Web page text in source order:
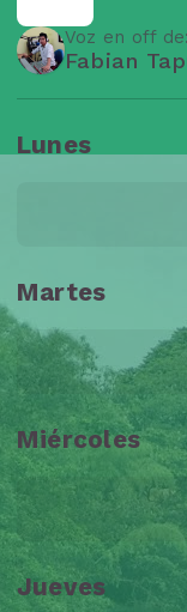
Voz en off de:
Fabian
Lunes
Martes
Miércoles
Jueves